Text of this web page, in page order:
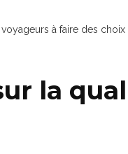
à faire des
la